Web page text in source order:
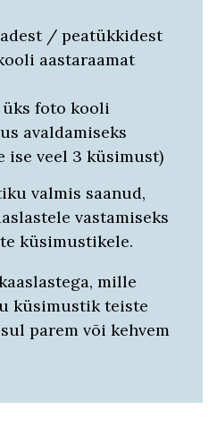
/ peatükkidest
aastaraamat
üks foto kooli
avaldamiseks
ise veel 3 küsimust)
valmis saanud,
vastamiseks
küsimustikele.
mille
küsimustik teiste
parem või kehvem